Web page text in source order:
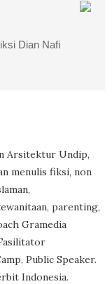
Dian Nafi
Arsitektur Undip,
menulis fiksi, non
parenting,
Gramedia
Public Speaker.
Indonesia.